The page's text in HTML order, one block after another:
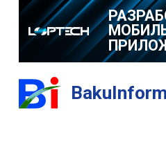
BakuInform